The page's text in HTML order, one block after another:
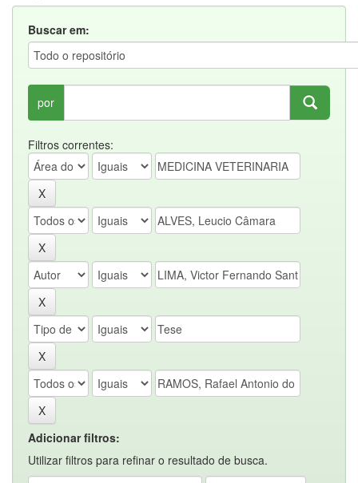
Buscar em:
por
Filtros correntes:
Adicionar filtros:
Utilizar filtros para refinar o resultado de busca.